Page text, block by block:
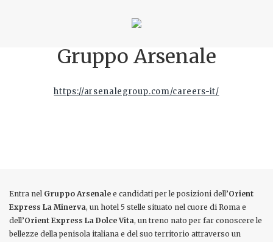
Gruppo Arsenale
https://arsenalegroup.com/careers-it/
Entra nel Gruppo Arsenale e candidati per le posizioni dell’Orient
Express La Minerva, un hotel 5 stelle situato nel cuore di Roma e
dell’Orient Express La Dolce Vita, un treno nato per far conoscere le
bellezze della penisola italiana e del suo territorio attraverso un